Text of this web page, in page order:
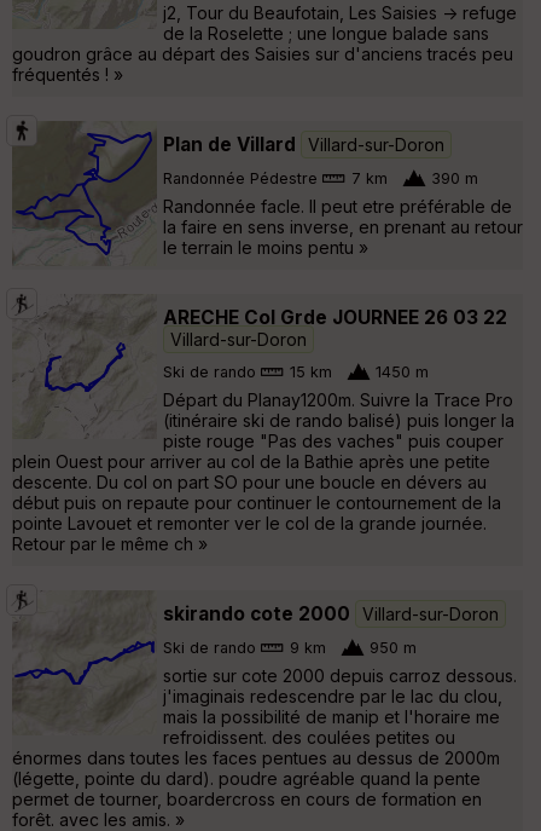
j2, Tour du Beaufotain, Les Saisies -> refuge
de la Roselette ; une longue balade sans
goudron grâce au départ des Saisies sur d'anciens tracés peu
fréquentés ! »
Plan de Villard Villard-sur-Doron
Randonnée Pédestre 7 km 390 m
Randonnée facle. Il peut etre préférable de
la faire en sens inverse, en prenant au retour
le terrain le moins pentu »
ARECHE Col Grde JOURNEE 26 03 22
Villard-sur-Doron
Ski de rando 15 km 1450 m
Départ du Planay1200m. Suivre la Trace Pro
(itinéraire ski de rando balisé) puis longer la
piste rouge "Pas des vaches" puis couper
plein Ouest pour arriver au col de la Bathie après une petite
descente. Du col on part SO pour une boucle en dévers au
début puis on repaute pour continuer le contournement de la
pointe Lavouet et remonter ver le col de la grande journée.
Retour par le même ch »
skirando cote 2000 Villard-sur-Doron
Ski de rando 9 km 950 m
sortie sur cote 2000 depuis carroz dessous.
j'imaginais redescendre par le lac du clou,
mais la possibilité de manip et l'horaire me
refroidissent. des coulées petites ou
énormes dans toutes les faces pentues au dessus de 2000m
(légette, pointe du dard). poudre agréable quand la pente
permet de tourner, boardercross en cours de formation en
forêt. avec les amis. »